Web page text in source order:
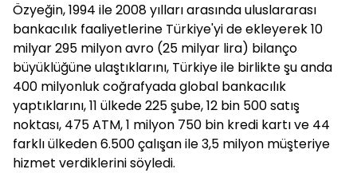
Özyeğin, 1994 ile 2008 yılları arasında uluslararası
bankacılık faaliyetlerine Türkiye'yi de ekleyerek 10
milyar 295 milyon avro (25 milyar lira) bilanço
büyüklüğüne ulaştıklarını, Türkiye ile birlikte şu anda
400 milyonluk coğrafyada global bankacılık
yaptıklarını, 11 ülkede 225 şube, 12 bin 500 satış
noktası, 475 ATM, 1 milyon 750 bin kredi kartı ve 44
farklı ülkeden 6.500 çalışan ile 3,5 milyon müşteriye
hizmet verdiklerini söyledi.